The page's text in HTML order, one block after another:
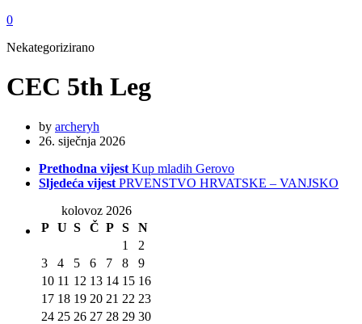
0
Nekategorizirano
CEC 5th Leg
by archeryh
26. siječnja 2026
Prethodna vijest Kup mladih Gerovo
Sljedeća vijest PRVENSTVO HRVATSKE – VANJSKO
kolovoz 2026
P U S Č P S
N
1
2
3
4 5 6 7 8
9
10 11 12 13 14 15 16
17 18 19 20 21 22 23
24 25 26 27 28 29 30